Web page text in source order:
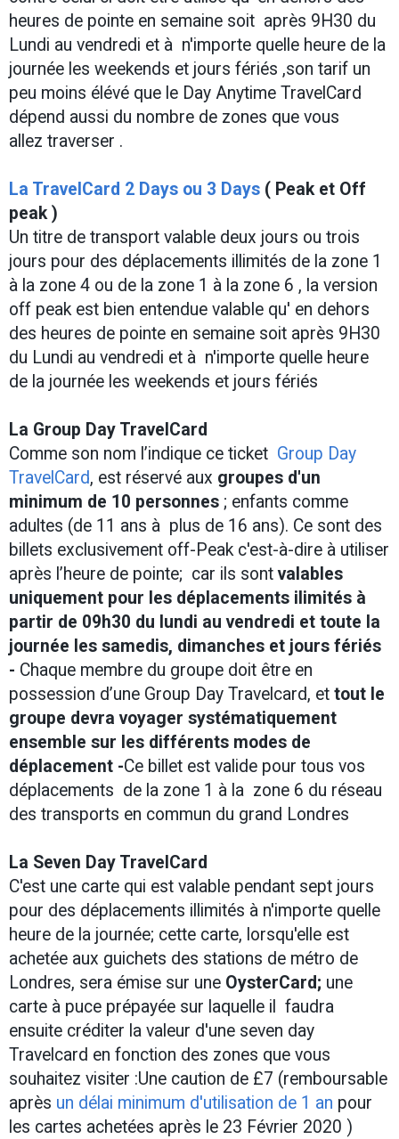
heures de pointe en semaine soit après 9H30 du
Lundi au vendredi et à n'importe quelle heure de la
journée les weekends et jours fériés ,son tarif un
peu moins élévé que le Day Anytime TravelCard
dépend aussi du nombre de zones que vous
allez traverser .
La TravelCard 2 Days ou 3 Days ( Peak et Off
peak )
Un titre de transport valable deux jours ou trois
jours pour des déplacements illimités de la zone 1
à la zone 4 ou de la zone 1 à la zone 6 , la version
off peak est bien entendue valable qu' en dehors
des heures de pointe en semaine soit après 9H30
du Lundi au vendredi et à n'importe quelle heure
de la journée les weekends et jours fériés
La Group Day TravelCard
Comme son nom l’indique ce ticket Group Day
TravelCard, est réservé aux groupes d'un
minimum de 10 personnes ; enfants comme
adultes (de 11 ans à plus de 16 ans). Ce sont des
billets exclusivement off-Peak c'est-à-dire à utiliser
après l’heure de pointe; car ils sontvalables
uniquement pour les déplacements ilimités à
partir de 09h30 du lundi au vendredi et toute la
journée les samedis, dimanches et jours fériés
- Chaque membre du groupe doit être en
possession d’une Group Day Travelcard, et tout le
groupe devra voyager systématiquement
ensemble sur les différents modes de
déplacement -Ce billet est valide pour tous vos
déplacements de la zone 1 à la zone 6 du réseau
des transports en commun du grand Londres
La Seven Day TravelCard
C'est une carte qui est valable pendant sept jours
pour des déplacements illimités à n'importe quelle
heure de la journée; cette carte, lorsqu'elle est
achetée aux guichets des stations de métro de
Londres, sera émise sur une OysterCard; une
carte à puce prépayée sur laquelle il faudra
ensuite créditer la valeur d'une seven day
Travelcard en fonction des zones que vous
souhaitez visiter :Une caution de £7 (remboursable
après un délai minimum d'utilisation de 1 an pour
les cartes achetées après le 23 Février 2020 )